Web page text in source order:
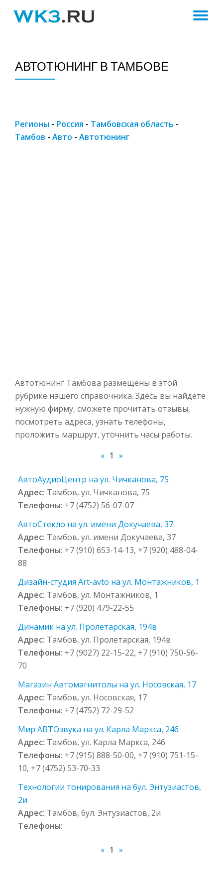
АВТОТЮНИНГ В ТАМБОВЕ
Регионы - Россия - Тамбовская область -
Тамбов - Авто - Автотюнинг
Автотюнинг Тамбова размещены в этой
рубрике нашего справочника. Здесь вы найдёте
нужную фирму, сможете прочитать отзывы,
посмотреть адреса, узнать телефоны,
проложить маршрут, уточнить часы работы.
« 1 »
АвтоАудиоЦентр на ул. Чичканова, 75
Адрес: Тамбов, ул. Чичканова, 75
Телефоны: +7 (4752) 56-07-07
АвтоСтекло на ул. имени Докучаева, 37
Адрес: Тамбов, ул. имени Докучаева, 37
Телефоны: +7 (910) 653-14-13, +7 (920) 488-04-
88
Дизайн-студия Art-avto на ул. Монтажников, 1
Адрес: Тамбов, ул. Монтажников, 1
Телефоны: +7 (920) 479-22-55
Динамик на ул. Пролетарская, 194в
Адрес: Тамбов, ул. Пролетарская, 194в
Телефоны: +7 (9027) 22-15-22, +7 (910) 750-56-
70
Магазин Автомагнитолы на ул. Носовская, 17
Адрес: Тамбов, ул. Носовская, 17
Телефоны: +7 (4752) 72-29-52
Мир АВТОзвука на ул. Карла Маркса, 246
Адрес: Тамбов, ул. Карла Маркса, 246
Телефоны: +7 (915) 888-50-00, +7 (910) 751-15-
10, +7 (4752) 53-70-33
Технологии тонирования на бул. Энтузиастов,
2и
Адрес: Тамбов, бул. Энтузиастов, 2и
Телефоны:
« 1 »